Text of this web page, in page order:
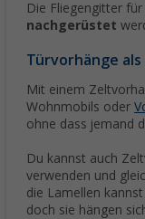
Die Fliegengitter
nachgerüstet
Türvorhänge
Mit einem
Wohnmobils oder
ohne dass jemand
Du kannst auch
verwenden und
die Lamellen
doch sie hängen